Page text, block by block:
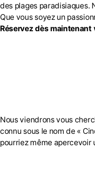
des plages paradisiaques.
Que vous soyez un
Réservez dès
Nous viendrons vous
connu sous le nom de «
pourriez même apercevoir